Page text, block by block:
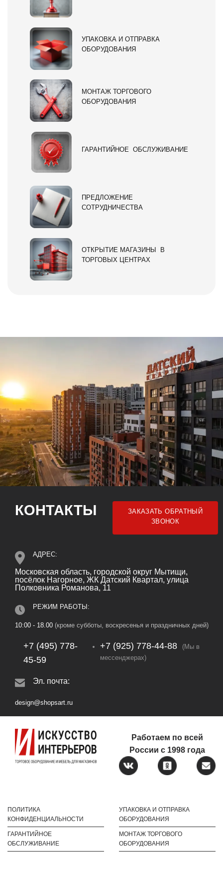
УПАКОВКА И ОТПРАВКА
ОБОРУДОВАНИЯ
МОНТАЖ ТОРГОВОГО
ОБОРУДОВАНИЯ
ГАРАНТИЙНОЕ ОБСЛУЖИВАНИЕ
ПРЕДЛОЖЕНИЕ
СОТРУДНИЧЕСТВА
ОТКРЫТИЕ МАГАЗИНЫ В
ТОРГОВЫХ ЦЕНТРАХ
КОНТАКТЫ
ЗАКАЗАТЬ ОБРАТНЫЙ
ЗВОНОК
АДРЕС:
Московская область, городской округ Мытищи,
посёлок Нагорное, ЖК Датский Квартал, улица
Полковника Романова, 11
РЕЖИМ РАБОТЫ:
10:00 - 18.00 (кроме субботы, воскресенья и праздничных дней)
+7 (495) 778-
45-59
+7 (925) 778‑44‑88
(Мы в
мессенджерах)
Эл. почта:
design@shopsart.ru
Работаем по всей
России с 1998 года
ПОЛИТИКА
КОНФИДЕНЦИАЛЬНОСТИ
ГАРАНТИЙНОЕ
ОБСЛУЖИВАНИЕ
УПАКОВКА И ОТПРАВКА
ОБОРУДОВАНИЯ
МОНТАЖ ТОРГОВОГО
ОБОРУДОВАНИЯ